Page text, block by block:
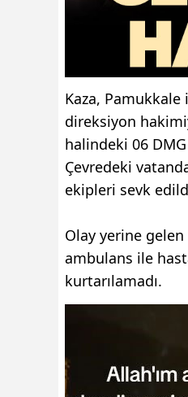
Kaza,
direksiyon
halindeki 06
Çevredeki
ekipleri sevk
Olay yerine gelen
ambulans ile
kurtarılamadı.